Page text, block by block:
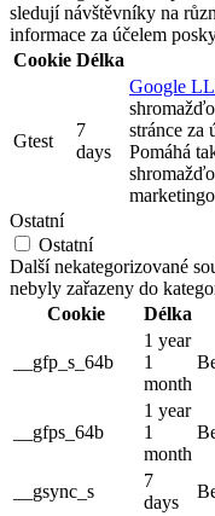
sledují návštěvníky na
informace za účelem
Cookie Délka
Gtest
7
days
Google
stránce za
Pomáhá
Ostatní
Ostatní
Další nekategorizované
nebyly zařazeny do
Cookie
Délka
__gfp_s_64b
1 year
1
month
__gfps_64b
1 year
1
month
__gsync_s
7
days